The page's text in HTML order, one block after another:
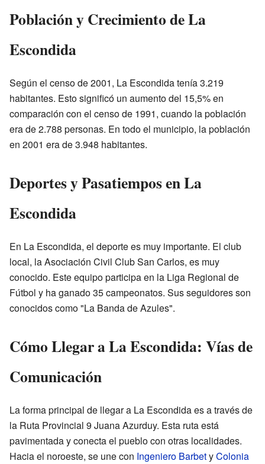
Población y Crecimiento de La
Escondida
Según el censo de 2001, La Escondida tenía 3.219
habitantes. Esto significó un aumento del 15,5% en
comparación con el censo de 1991, cuando la población
era de 2.788 personas. En todo el municipio, la población
en 2001 era de 3.948 habitantes.
Deportes y Pasatiempos en La
Escondida
En La Escondida, el deporte es muy importante. El club
local, la Asociación Civil Club San Carlos, es muy
conocido. Este equipo participa en la Liga Regional de
Fútbol y ha ganado 35 campeonatos. Sus seguidores son
conocidos como "La Banda de Azules".
Cómo Llegar a La Escondida: Vías de
Comunicación
La forma principal de llegar a La Escondida es a través de
la Ruta Provincial 9 Juana Azurduy. Esta ruta está
pavimentada y conecta el pueblo con otras localidades.
Hacia el noroeste, se une con Ingeniero BarbetyColonia